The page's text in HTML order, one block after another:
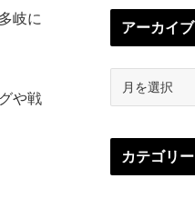
岐に
や戦
アーカイブ
イ
カテゴリー